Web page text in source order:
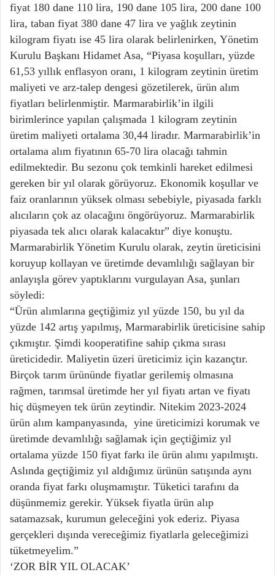
fiyat 180 dane 110 lira, 190 dane 105 lira, 200 dane 100
lira, taban fiyat 380 dane 47 lira ve yağlık zeytinin
kilogram fiyatı ise 45 lira olarak belirlenirken, Yönetim
Kurulu Başkanı Hidamet Asa, “Piyasa koşulları, yüzde
61,53 yıllık enflasyon oranı, 1 kilogram zeytinin üretim
maliyeti ve arz-talep dengesi gözetilerek, ürün alım
fiyatları belirlenmiştir. Marmarabirlik’in ilgili
birimlerince yapılan çalışmada 1 kilogram zeytinin
üretim maliyeti ortalama 30,44 liradır. Marmarabirlik’in
ortalama alım fiyatının 65-70 lira olacağı tahmin
edilmektedir. Bu sezonu çok temkinli hareket edilmesi
gereken bir yıl olarak görüyoruz. Ekonomik koşullar ve
faiz oranlarının yüksek olması sebebiyle, piyasada farklı
alıcıların çok az olacağını öngörüyoruz. Marmarabirlik
piyasada tek alıcı olarak kalacaktır” diye konuştu.
Marmarabirlik Yönetim Kurulu olarak, zeytin üreticisini
koruyup kollayan ve üretimde devamlılığı sağlayan bir
anlayışla görev yaptıklarını vurgulayan Asa, şunları
söyledi:
“Ürün alımlarına geçtiğimiz yıl yüzde 150, bu yıl da
yüzde 142 artış yapılmış, Marmarabirlik üreticisine sahip
çıkmıştır. Şimdi kooperatifine sahip çıkma sırası
üreticidedir. Maliyetin üzeri üreticimiz için kazançtır.
Birçok tarım ürününde fiyatlar gerilemiş olmasına
rağmen, tarımsal üretimde her yıl fiyatı artan ve fiyatı
hiç düşmeyen tek ürün zeytindir. Nitekim 2023-2024
ürün alım kampanyasında, yine üreticimizi korumak ve
üretimde devamlılığı sağlamak için geçtiğimiz yıl
ortalama yüzde 150 fiyat farkı ile ürün alımı yapılmıştı.
Aslında geçtiğimiz yıl aldığımız ürünün satışında aynı
oranda fiyat farkı oluşmamıştır. Tüketici tarafını da
düşünmemiz gerekir. Yüksek fiyatla ürün alıp
satamazsak, kurumun geleceğini yok ederiz. Piyasa
gerçekleri dışında vereceğimiz fiyatlarla geleceğimizi
tüketmeyelim.”
‘ZOR BİR YIL OLACAK’